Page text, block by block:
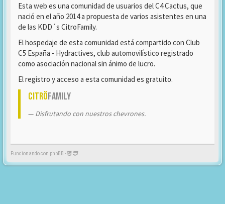
Esta web es una comunidad de usuarios del C4 Cactus, que
nació en el año 2014 a propuesta de varios asistentes en una
de las KDD´s CitroFamily.
El hospedaje de esta comunidad está compartido con Club
C5 España - Hydractives, club automovilístico registrado
como asociación nacional sin ánimo de lucro.
El registro y acceso a esta comunidad es gratuito.
CitröFamily
Disfrutando con nuestros chevrones.
Funcionando con phpBB -